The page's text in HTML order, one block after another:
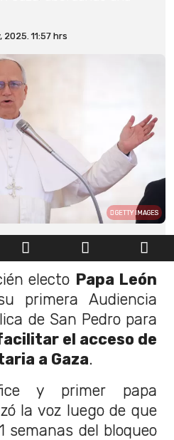
2025. 11:57 hrs
GETTY IMAGES
electo Papa León
primera Audiencia
de San Pedro para
el acceso de
a Gaza.
y primer papa
la voz luego de que
semanas del bloqueo